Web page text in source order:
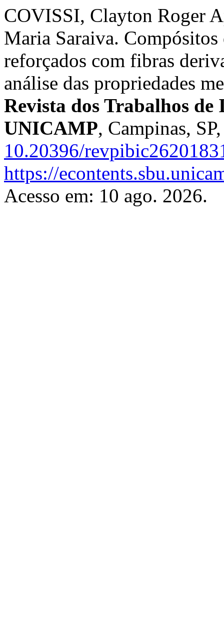
COVISSI, Clayton Roger
Maria Saraiva.
reforçados com fibras
análise das propriedades
Revista dos Trabalhos
UNICAMP, Campinas,
10.20396/
https://
Acesso em: 10 ago. 2026.